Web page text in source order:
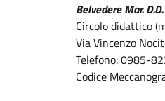
Belvedere Mar. D.D.
Circolo didattico
Via Vincenzo
Telefono: 0985-
Codice